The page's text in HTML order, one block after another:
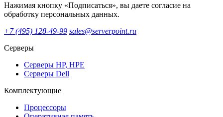
Нажимая кнопку «Подписаться», вы даете согласие на
обработку персональных данных.
+7 (495) 128-49-99 sales@serverpoint.ru
Серверы
Серверы HP, HPE
Серверы Dell
Комплектующие
Процессоры